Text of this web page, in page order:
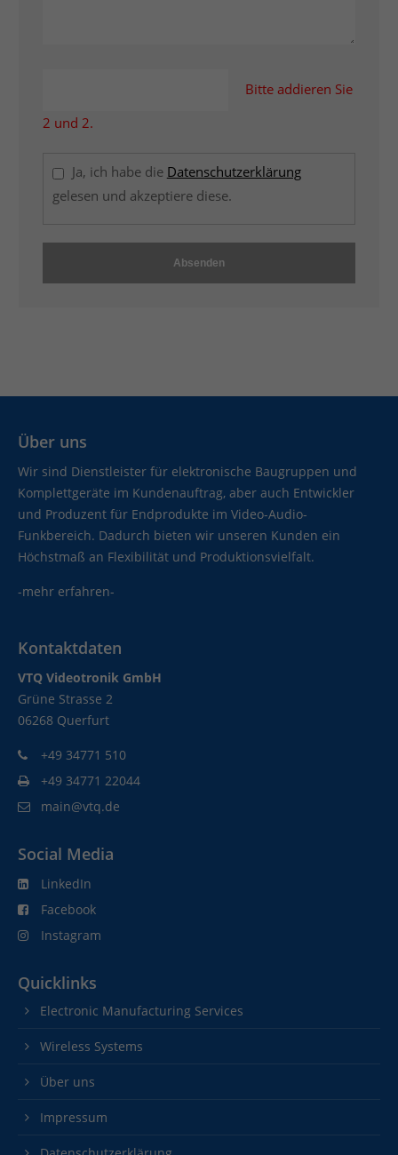
Bitte addieren Sie
2 und 2.
Ja, ich habe die Datenschutzerklärung
gelesen und akzeptiere diese.
Über uns
Wir sind Dienstleister für elektronische Baugruppen und
Komplettgeräte im Kundenauftrag, aber auch Entwickler
und Produzent für Endprodukte im Video-Audio-
Funkbereich. Dadurch bieten wir unseren Kunden ein
Höchstmaß an Flexibilität und Produktionsvielfalt.
-mehr erfahren-
Kontaktdaten
VTQ Videotronik GmbH
Grüne Strasse 2
06268 Querfurt
+49 34771 510
+49 34771 22044
main@vtq.de
Social Media
LinkedIn
Facebook
Instagram
Quicklinks
Electronic Manufacturing Services
Wireless Systems
Über uns
Impressum